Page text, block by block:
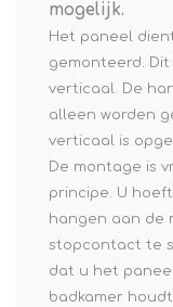
mogelijk.
Het paneel
gemonteerd.
verticaal. De
alleen worden
verticaal is
De montage is
principe. U
hangen aan de
stopcontact te
dat u het
badkamer